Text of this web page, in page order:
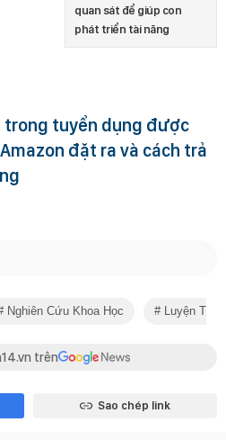
quan sát để giúp con
phát triển tài năng
trong tuyển dụng được
đặt ra và cách trả
Nghiên Cứu Khoa Học Luyện Tập
trên
Sao chép link